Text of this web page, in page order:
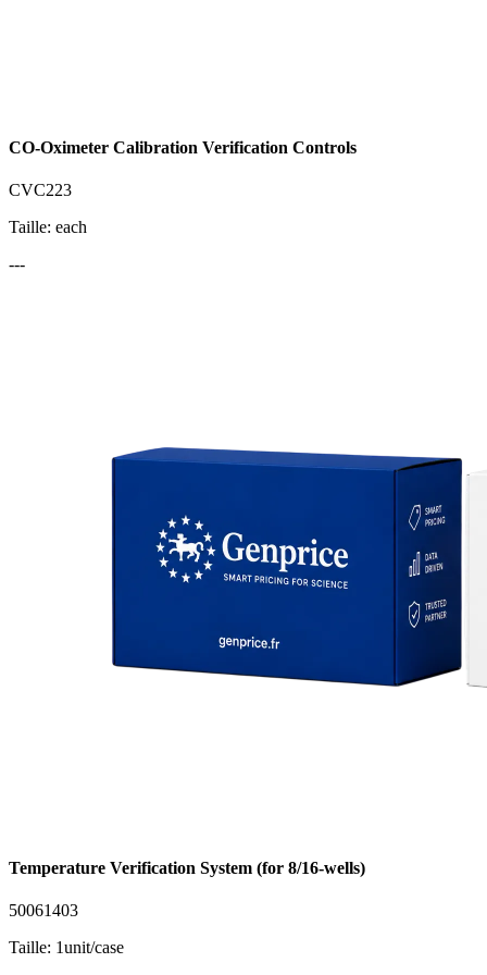
CO‐Oximeter Calibration Verification Controls
CVC223
Taille: each
---
Temperature Verification System (for 8/16-wells)
50061403
Taille: 1unit/case